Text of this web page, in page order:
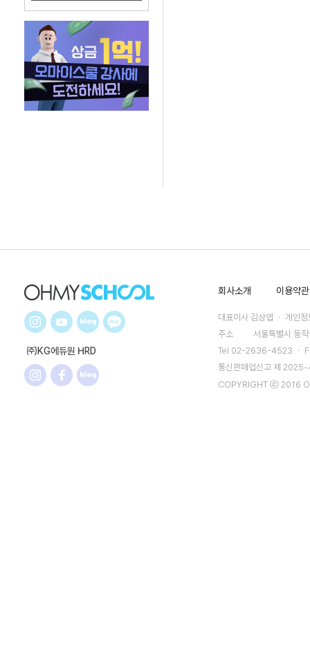
㈜KG에듀원 HRD
회사소개 이용약관
대표이사 김상엽 ㆍ 개인
주소
서울특별시 동
Tel 02-2636-4523 ㆍ
통신판매업신고 제
COPYRIGHT ⓒ 2016